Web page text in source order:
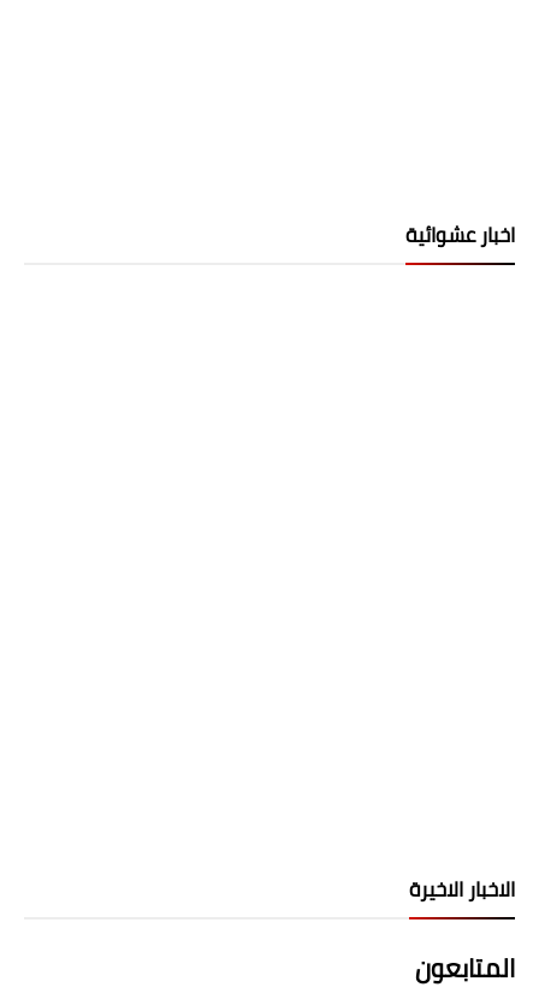
اخبار عشوائية
الاخبار الاخيرة
المتابعون